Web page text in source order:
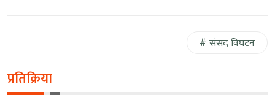
संसद विघटन
प्रतिक्रिया